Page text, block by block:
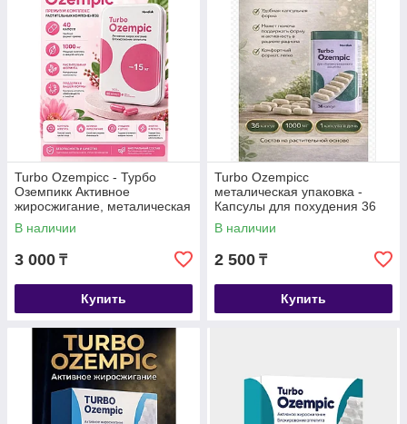
Turbo Ozempicc - Турбо
Оземпикк Активное
жиросжигание, металическая
коробка, капсулы для
похудения 40 капсул
В наличии
3 000 ₸
Купить
Turbo Ozempicc
металическая упаковка -
Капсулы для похудения 36
капсул
В наличии
2 500 ₸
Купить